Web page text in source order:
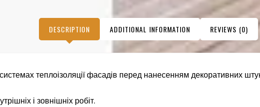
7,5
кг
quantity
DESCRIPTION ADDITIONAL INFORMATION REVIEWS (0)
теплоізоляції фасадів перед нанесенням декоративних
і зовнішніх робіт.